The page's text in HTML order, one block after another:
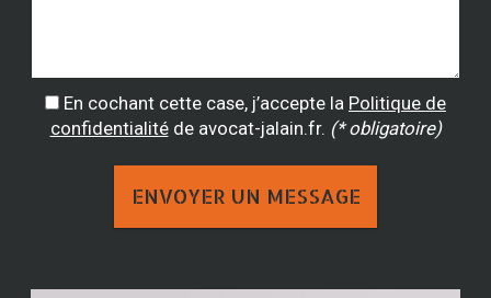
En cochant cette case, j’accepte la Politique de
confidentialitéde avocat-jalain.fr. (* obligatoire)